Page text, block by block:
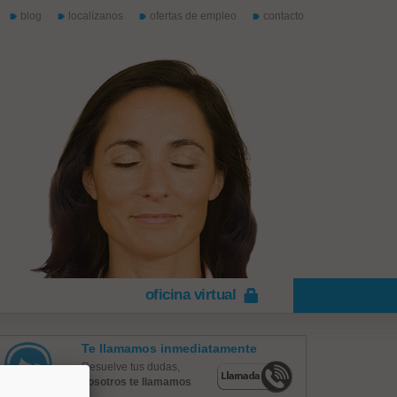
blog localízanos ofertas de empleo contacto
oficina virtual
Te llamamos inmediatamente
Resuelve tus dudas,
nosotros te llamamos